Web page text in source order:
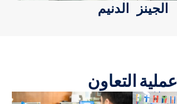
الجينز الدنيم
عملية التعاون